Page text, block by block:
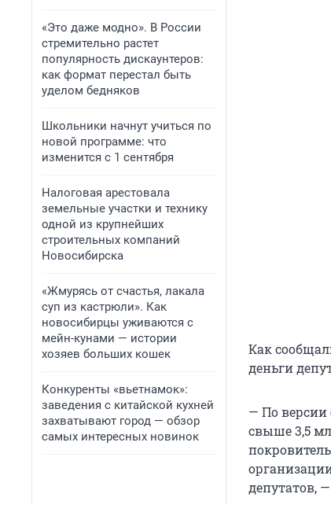
«Это даже модно». В России
стремительно растет
популярность дискаунтеров:
как формат перестал быть
уделом бедняков
Школьники начнут учиться по
новой программе: что
изменится с 1 сентября
Налоговая арестовала
земельные участки и технику
одной из крупнейших
строительных компаний
Новосибирска
«Жмурясь от счастья, лакала
суп из кастрюли». Как
новосибирцы уживаются с
мейн-кунами — истории
хозяев больших кошек
Конкуренты «вьетнамок»:
заведения с китайской кухней
захватывают город — обзор
самых интересных новинок
Как
деньги
— По версии
свыше 3,5
депутатов,